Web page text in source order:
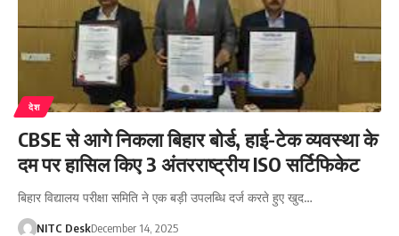
देश
CBSE से आगे निकला बिहार बोर्ड, हाई-टेक व्यवस्था के
दम पर हासिल किए 3 अंतरराष्ट्रीय ISO सर्टिफिकेट
बिहार विद्यालय परीक्षा समिति ने एक बड़ी उपलब्धि दर्ज करते हुए खुद…
NITC DeskDecember 14, 2025